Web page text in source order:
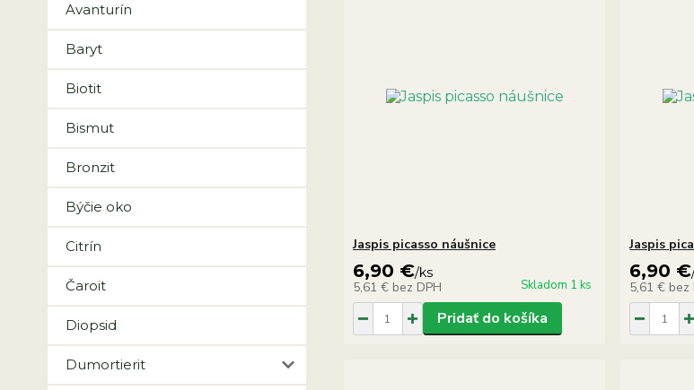
Avanturín
Baryt
Biotit
Bismut
Bronzit
Býčie oko
Citrín
Čaroit
Diopsid
Dumortierit
Jaspis picasso náušnice
6,90 €/ks
5,61 € bez DPH Skladom 1 ks
Pridať do košíka
Jaspis
6,90 €
5,61 € bez